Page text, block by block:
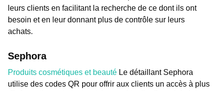
leurs clients en facilitant la recherche de ce dont ils ont
besoin et en leur donnant plus de contrôle sur leurs
achats.
Sephora
Produits cosmétiques et beauté Le détaillant Sephora
utilise des codes QR pour offrir aux clients un accès à plus